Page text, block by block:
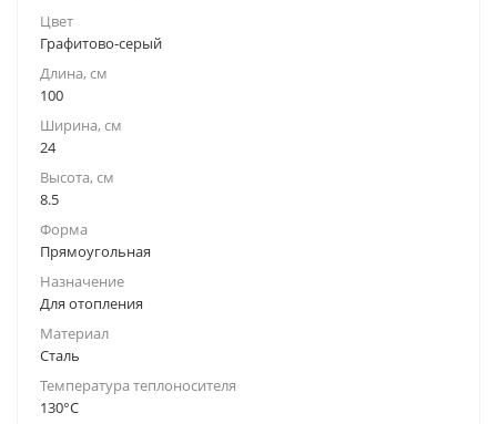
Цвет
Графитово-серый
Длина, см
100
Ширина, см
24
Высота, см
8.5
Форма
Прямоугольная
Назначение
Для отопления
Материал
Сталь
Температура теплоносителя
130°С